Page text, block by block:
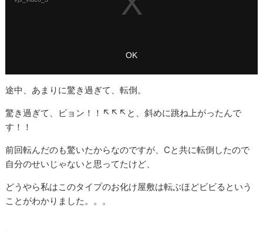
途中、あまりに驚き過ぎて、転倒。
驚き過ぎて、ビョン！！↖︎↖︎↖︎と、斜めに跳ね上がったんで
す！！
前回転んだのも驚いたからなのですが、Cと共に転倒したので
自分のせいじゃないと思ってたけど、
どうやら私はこのタイプのお化け屋敷は転ぶほどビビるという
ことがわかりました。。。